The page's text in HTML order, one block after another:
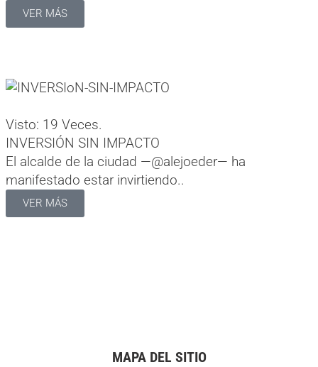
VER MÁS
Visto: 19 Veces.
INVERSIÓN SIN IMPACTO
El alcalde de la ciudad —@alejoeder— ha
manifestado estar invirtiendo..
VER MÁS
MAPA DEL SITIO